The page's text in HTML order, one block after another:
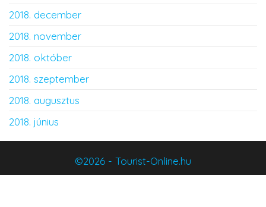
2018. december
2018. november
2018. október
2018. szeptember
2018. augusztus
2018. június
©2026 - Tourist-Online.hu